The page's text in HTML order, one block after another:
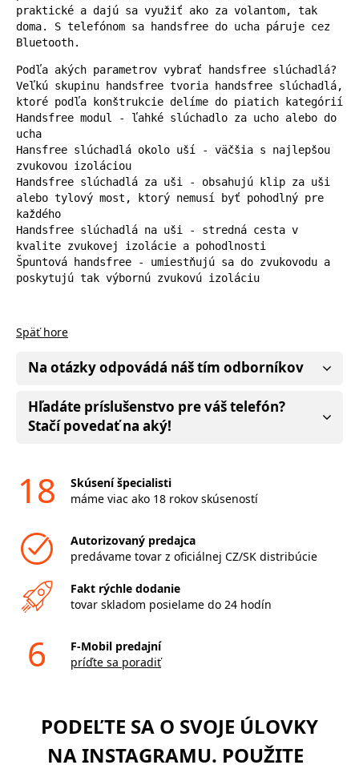
praktické a dajú sa využiť ako za volantom, tak
doma. S telefónom sa handsfree do ucha páruje cez
Bluetooth.
Podľa akých parametrov vybrať handsfree slúchadlá?
Veľkú skupinu handsfree tvoria handsfree slúchadlá,
ktoré podľa konštrukcie delíme do piatich kategórií
Handsfree modul - ľahké slúchadlo za ucho alebo do
ucha
Hansfree slúchadlá okolo uší - väčšia s najlepšou
zvukovou izoláciou
Handsfree slúchadlá za uši - obsahujú klip za uši
alebo tylový most, ktorý nemusí byť pohodlný pre
každého
Handsfree slúchadlá na uši - stredná cesta v
kvalite zvukovej izolácie a pohodlnosti
Špuntová handsfree - umiestňujú sa do zvukovodu a
poskytujú tak výbornú zvukovú izoláciu
Späť hore
Na otázky odpovádá náš tím odborníkov
Hľadáte príslušenstvo pre váš telefón?
Stačí povedať na aký!
18
Skúsení špecialisti
máme viac ako 18 rokov skúseností
Autorizovaný predajca
predávame tovar z oficiálnej CZ/SK distribúcie
Fakt rýchle dodanie
tovar skladom posielame do 24 hodín
6
F-Mobil predajní
príďte sa poradiť
PODEĽTE SA O SVOJE ÚLOVKY
NA INSTAGRAMU. POUŽITE